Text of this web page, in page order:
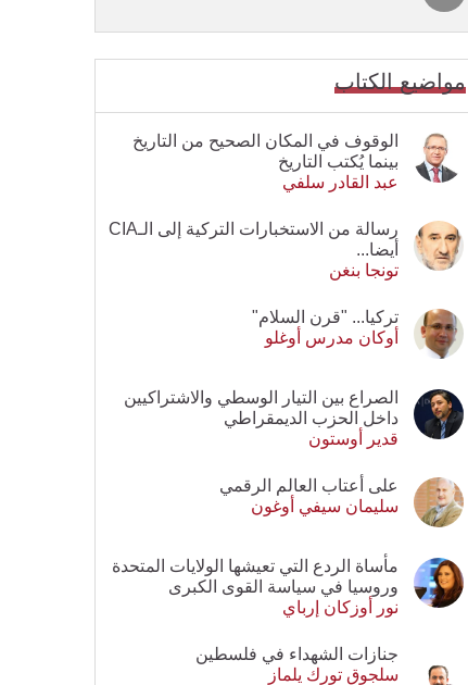
مواضيع الكتاب
الوقوف في المكان الصحيح من التاريخ
بينما يُكتب التاريخ
عبد القادر سلفي
رسالة من الاستخبارات التركية إلى الـCIA
أيضا...
تونجا بنغن
تركيا... "قرن السلام"
أوكان مدرس أوغلو
الصراع بين التيار الوسطي والاشتراكيين
داخل الحزب الديمقراطي
قدير أوستون
على أعتاب العالم الرقمي
سليمان سيفي أوغون
مأساة الردع التي تعيشها الولايات المتحدة
وروسيا في سياسة القوى الكبرى
نور أوزكان إرباي
جنازات الشهداء في فلسطين
سلجوق تورك يلماز